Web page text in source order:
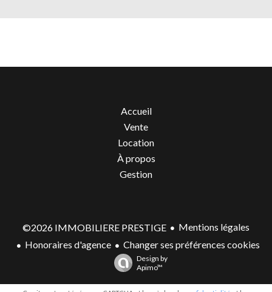
Accueil
Vente
Location
À propos
Gestion
©2026 IMMOBILIERE PRESTIGE
Mentions légales
Honoraires d'agence
Changer ses préférences cookies
Design by
Apimo™